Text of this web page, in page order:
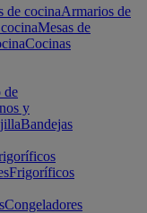
de cocinaArmarios de
Mesas de
Cocinas
de
y
Bandejas
Frigoríficos
Congeladores